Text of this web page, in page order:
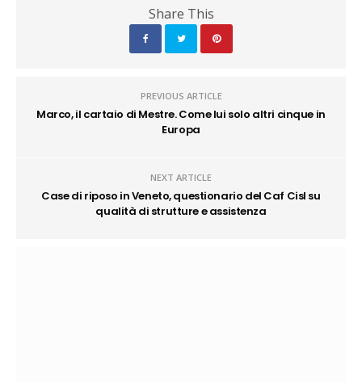
Share This
PREVIOUS ARTICLE
Marco, il cartaio di Mestre. Come lui solo altri cinque in
Europa
NEXT ARTICLE
Case di riposo in Veneto, questionario del Caf Cisl su
qualità di strutture e assistenza